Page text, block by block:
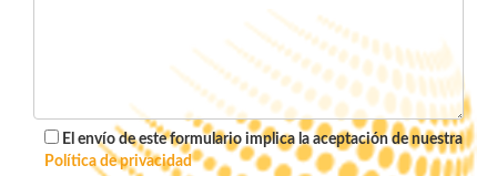
El envío de este formulario implica la aceptación de nuestra
Política de privacidad